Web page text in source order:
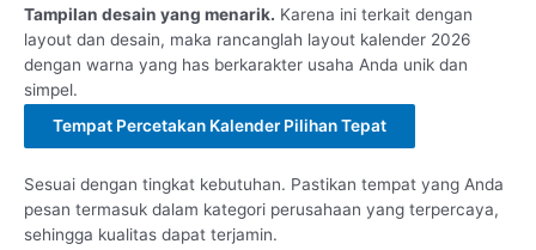
Tampilan desain yang menarik. Karena ini terkait dengan
layout dan desain, maka rancanglah layout kalender 2026
dengan warna yang has berkarakter usaha Anda unik dan
simpel.
Tempat Percetakan Kalender Pilihan Tepat
Sesuai dengan tingkat kebutuhan. Pastikan tempat yang Anda
pesan termasuk dalam kategori perusahaan yang terpercaya,
sehingga kualitas dapat terjamin.